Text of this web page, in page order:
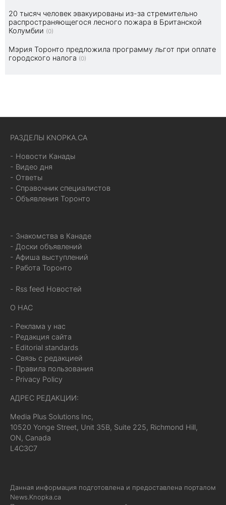
20 тысяч человек эвакуированы из-за стремительно
распространяющегося лесного пожара в Британской
Колумбии (0)
Мэрия Торонто предложила программу льгот при оплате
городского налога (0)
РАЗДЕЛЫ KNOPKA.CA
- Новости Канады
- Видео дня
- Ответы
- Справочник специалистов
- Объявления Торонто
- Знакомства в Канаде
- Доски объявлений
- Афиша выступлений
- Работа Торонто
- Rss feed Новостей
О НАС
- Реклама у нас
- Редакция сайта
- Editorial standards
- Связь с редакцией
- Правила пользования
- Privacy Policy
АДРЕС РЕДАКЦИИ:
Media Plus Solutions Inc,
10520 Yonge Street, Unit 35B, Suite 225, Richmond Hill,
ON, Canada
L4C3C7
Данная информация подготовлена и предоставлена порталом
News.Knopka.ca